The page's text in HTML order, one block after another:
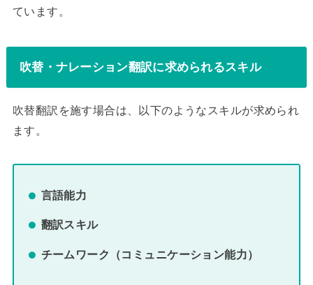
ています。
吹替・ナレーション翻訳に求められるスキル
吹替翻訳を施す場合は、以下のようなスキルが求められ
ます。
言語能力
翻訳スキル
チームワーク（コミュニケーション能力）